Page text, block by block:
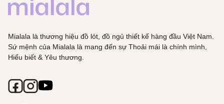
Mialala là thương hiệu đồ lót, đồ ngủ thiết kế hàng đầu Việt Nam.
Sứ mệnh của Mialala là mang đến sự Thoải mái là chính mình,
Hiểu biết & Yêu thương.